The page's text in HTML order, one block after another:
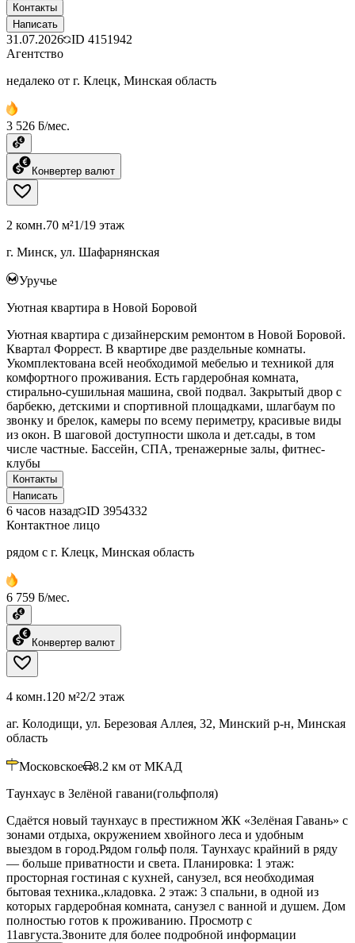
Контакты
Написать
31.07.2026 ID 4151942
Агентство
недалеко от г. Клецк, Минская область
3 526 ƃ/мес.
Конвертер валют
2 комн.70 м²1/19 этаж
г. Минск, ул. Шафарнянская
Уручье
Уютная квартира в Новой Боровой
Уютная квартира с дизайнерским ремонтом в Новой Боровой.
Квартал Форрест. В квартире две раздельные комнаты.
Укомплектована всей необходимой мебелью и техникой для
комфортного проживания. Есть гардеробная комната,
стирально-сушильная машина, свой подвал. Закрытый двор с
барбекю, детскими и спортивной площадками, шлагбаум по
звонку и брелок, камеры по всему периметру, красивые виды
из окон. В шаговой доступности школа и дет.сады, в том
числе частные. Бассейн, СПА, тренажерные залы, фитнес-
клубы
Контакты
Написать
6 часов назад ID 3954332
Контактное лицо
рядом с г. Клецк, Минская область
6 759 ƃ/мес.
Конвертер валют
4 комн.120 м²2/2 этаж
аг. Колодищи, ул. Березовая Аллея, 32, Минский р-н, Минская
область
Московское 8.2 км от МКАД
Таунхаус в Зелёной гавани(гольфполя)
Сдаётся новый таунхаус в престижном ЖК «Зелёная Гавань» с
зонами отдыха, окружением хвойного леса и удобным
выездом в город.Рядом гольф поля. Таунхаус крайний в ряду
— больше приватности и света. Планировка: 1 этаж:
просторная гостиная с кухней, санузел, вся необходимая
бытовая техника.,кладовка. 2 этаж: 3 спальни, в одной из
которых гардеробная комната, санузел с ванной и душем. Дом
полностью готов к проживанию. Просмотр с
11августа.Звоните для более подробной информации